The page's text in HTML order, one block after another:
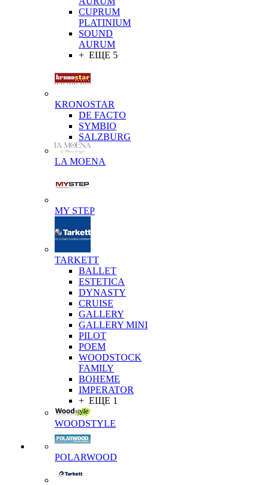
CUPRUM
PLATINIUM
SOUND
AURUM
+ ЕЩЕ 5
KRONOSTAR
DE FACTO
SYMBIO
SALZBURG
LA MOENA
MY STEP
TARKETT
BALLET
ESTETICA
DYNASTY
CRUISE
GALLERY
GALLERY MINI
PILOT
POEM
WOODSTOCK
FAMILY
BOHEME
IMPERATOR
+ ЕЩЕ 1
WOODSTYLE
POLARWOOD